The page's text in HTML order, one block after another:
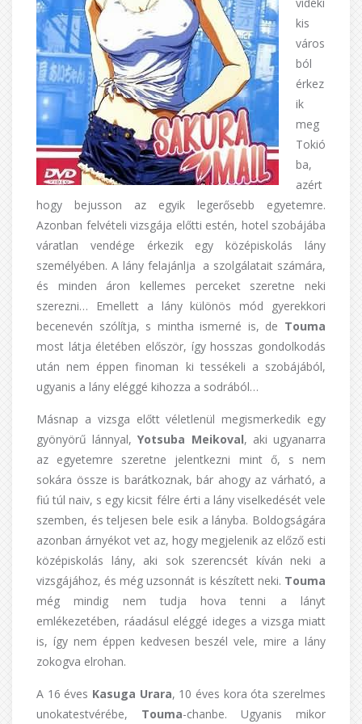
kis
város
ból
érkez
ik
meg
Tokió
ba,
azért
hogy bejusson az egyik legerősebb egyetemre.
Azonban felvételi vizsgája előtti estén, hotel szobájába
váratlan vendége érkezik egy középiskolás lány
személyében. A lány felajánlja a szolgálatait számára,
és minden áron kellemes perceket szeretne neki
szerezni… Emellett a lány különös mód gyerekkori
becenevén szólítja, s mintha ismerné is, de Touma
most látja életében először, így hosszas gondolkodás
után nem éppen finoman ki tessékeli a szobájából,
ugyanis a lány eléggé kihozza a sodrából…
Másnap a vizsga előtt véletlenül megismerkedik egy
gyönyörű lánnyal,Yotsuba Meikoval, aki ugyanarra
az egyetemre szeretne jelentkezni mint ő, s nem
sokára össze is barátkoznak, bár ahogy az várható, a
fiú túl naiv, s egy kicsit félre érti a lány viselkedését vele
szemben, és teljesen bele esik a lányba. Boldogságára
azonban árnyékot vet az, hogy megjelenik az előző esti
középiskolás lány, aki sok szerencsét kíván neki a
vizsgájához, és még uzsonnát is készített neki. Touma
még mindig nem tudja hova tenni a lányt
emlékezetében, ráadásul eléggé ideges a vizsga miatt
is, így nem éppen kedvesen beszél vele, mire a lány
zokogva elrohan.
A 16 éves Kasuga Urara, 10 éves kora óta szerelmes
unokatestvérébe, Touma-chanbe. Ugyanis mikor